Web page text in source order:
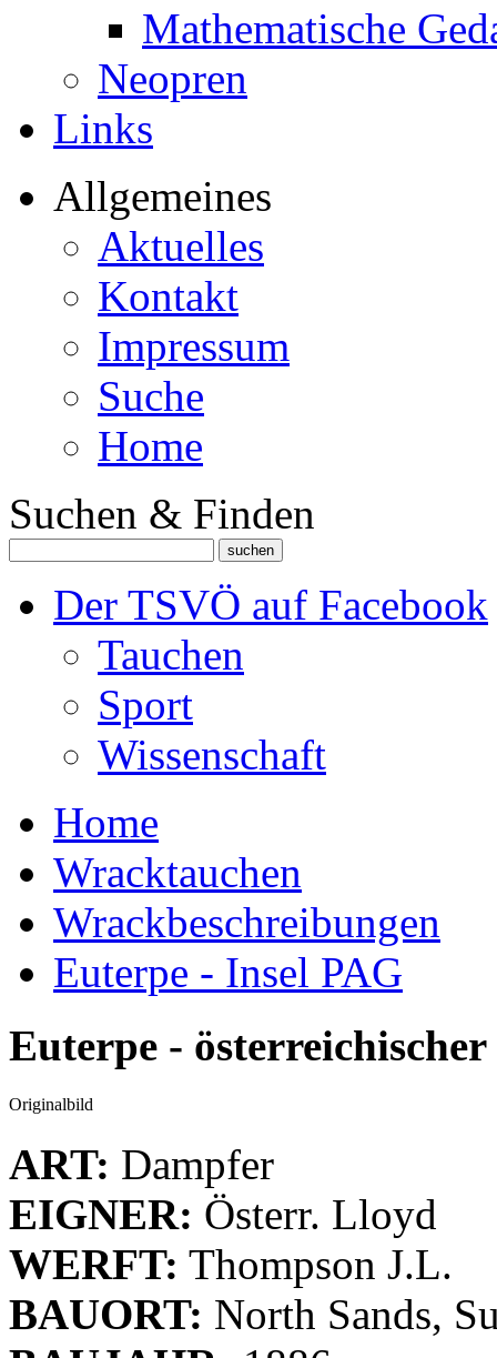
Mathematische
Neopren
Links
Allgemeines
Aktuelles
Kontakt
Impressum
Suche
Home
Suchen & Finden
Der TSVÖ auf Facebook
Tauchen
Sport
Wissenschaft
Home
Wracktauchen
Wrackbeschreibungen
Euterpe - Insel PAG
Euterpe -
Originalbild
ART: Dampfer
EIGNER: Österr. Lloyd
WERFT: Thompson J.L.
BAUORT: North Sands,